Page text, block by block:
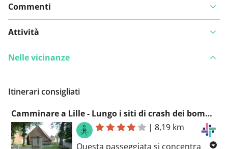
Commenti
Attività
Nelle vicinanze
Itinerari consigliati
Camminare a Lille - Lungo i siti di crash dei bombardieri della II guerra mondiale
|8,19 km
Questa passeggiata si concentra